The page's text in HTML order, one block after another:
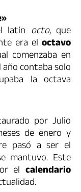
latín octo, que
era eloctavo
comenzaba en
contaba solo
la octava
por Julio
de enero y
pasó a ser el
mantuvo. Este
el calendario